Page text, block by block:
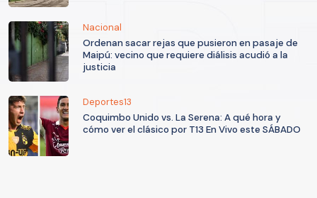
Nacional
Ordenan sacar rejas que pusieron en pasaje de
Maipú: vecino que requiere diálisis acudió a la
justicia
Deportes13
Coquimbo Unido vs. La Serena: A qué hora y
cómo ver el clásico por T13 En Vivo este SÁBADO